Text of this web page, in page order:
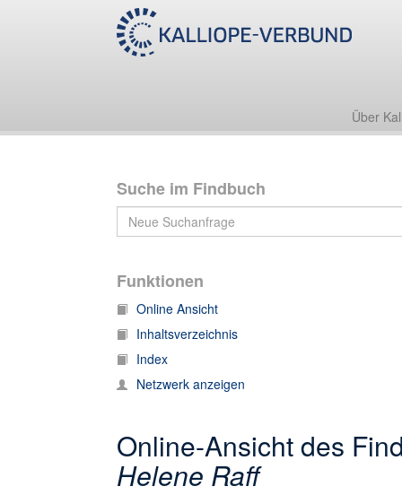
Über
Suche im Findbuch
Funktionen
Online Ansicht
Inhaltsverzeichnis
Index
Netzwerk anzeigen
Online-Ansicht des
Helene Raff
Nachlass Joachim und Helene Raff
II